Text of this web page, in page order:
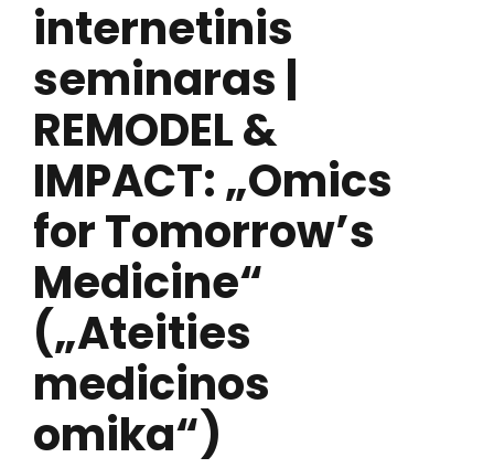
internetinis
seminaras |
REMODEL &
IMPACT: „Omics
for Tomorrow’s
Medicine“
(„Ateities
medicinos
omika“)